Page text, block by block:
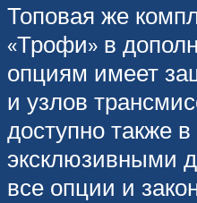
Топовая же
«Трофи» в
опциям имеет
и узлов
доступно также
эксклюзивными
все опции и